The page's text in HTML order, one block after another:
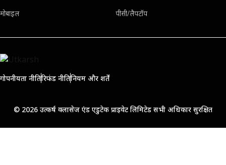
मोबाइल पीसी/लैपटॉप
गोपनीयता नीतिरिफंड नीतिनियम और शर्तें
© 2026 उत्कर्ष क्लासेज एंड एडुटेक प्राइवेट लिमिटेड सभी अधिकार सुरक्षित